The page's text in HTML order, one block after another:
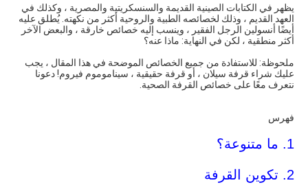
يظهر في الكتابات الصينية القديمة والسنسكريتية والمصرية ، وكذلك في
العهد القديم ، وذلك لخصائصه الطبية والروحية أكثر من نكهته. يُطلق عليه
أيضًا أنسولين الرجل الفقير ، وينسب إليه خصائص خارقة ، والبعض الآخر
أكثر منطقية ، لكن في النهاية: ماذا عنه؟
ملحوظة: للاستفادة من جميع الخصائص الموضحة في هذا المقال ، يجب
عليك شراء قرفة سيلان ، أو قرفة حقيقية ، سيناموموم فيروم! دعونا
نتعرف معًا على خصائص القرفة الصحية.
فهرس
1. ما متنوعة؟
2. تكوين القرفة